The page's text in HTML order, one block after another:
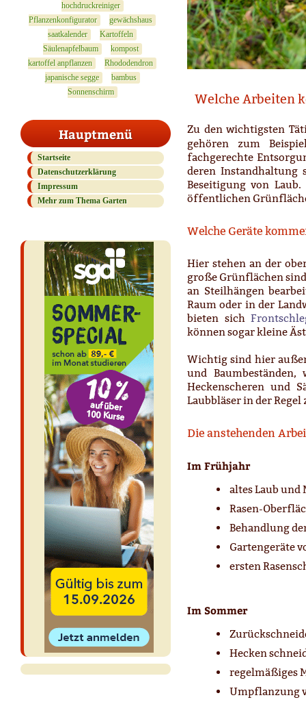
hochdruckreiniger
Pflanzenkonfigurator
gewächshaus
saatkalender
Kartoffeln
Säulenapfelbaum
kompost
kartoffel anpflanzen
Rhododendron
japanische segge
bambus
Sonnenschirm
Hauptmenü
Startseite
Datenschutzerklärung
Impressum
Mehr zum Thema Garten
Welche Arbeiten
Zu den wichtigsten
gehören zum
fachgerechte
deren Instandhaltung
Beseitigung von
öffentlichen
Welche Geräte
Hier stehen an der
große Grünflächen
an Steilhängen
Raum oder in der
bieten sich
können sogar kleine
Wichtig sind hier
und
Heckenscheren und
Laubbläser in der Regel
Die anstehenden
Im Frühjahr
altes Laub
Rasen-
Behandlung
Gartengeräte
ersten
Im Sommer
Hecken
regelmäßiges
Umpflanzung